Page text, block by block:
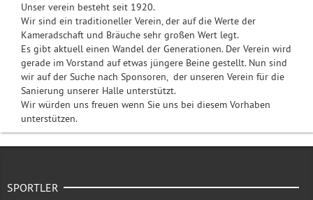
Unser verein besteht seit 1920.
Wir sind ein traditioneller Verein, der auf die Werte der
Kameradschaft und Bräuche sehr großen Wert legt.
Es gibt aktuell einen Wandel der Generationen. Der Verein wird
gerade im Vorstand auf etwas jüngere Beine gestellt. Nun sind
wir auf der Suche nach Sponsoren, der unseren Verein für die
Sanierung unserer Halle unterstützt.
Wir würden uns freuen wenn Sie uns bei diesem Vorhaben
unterstützen.
SPORTLER